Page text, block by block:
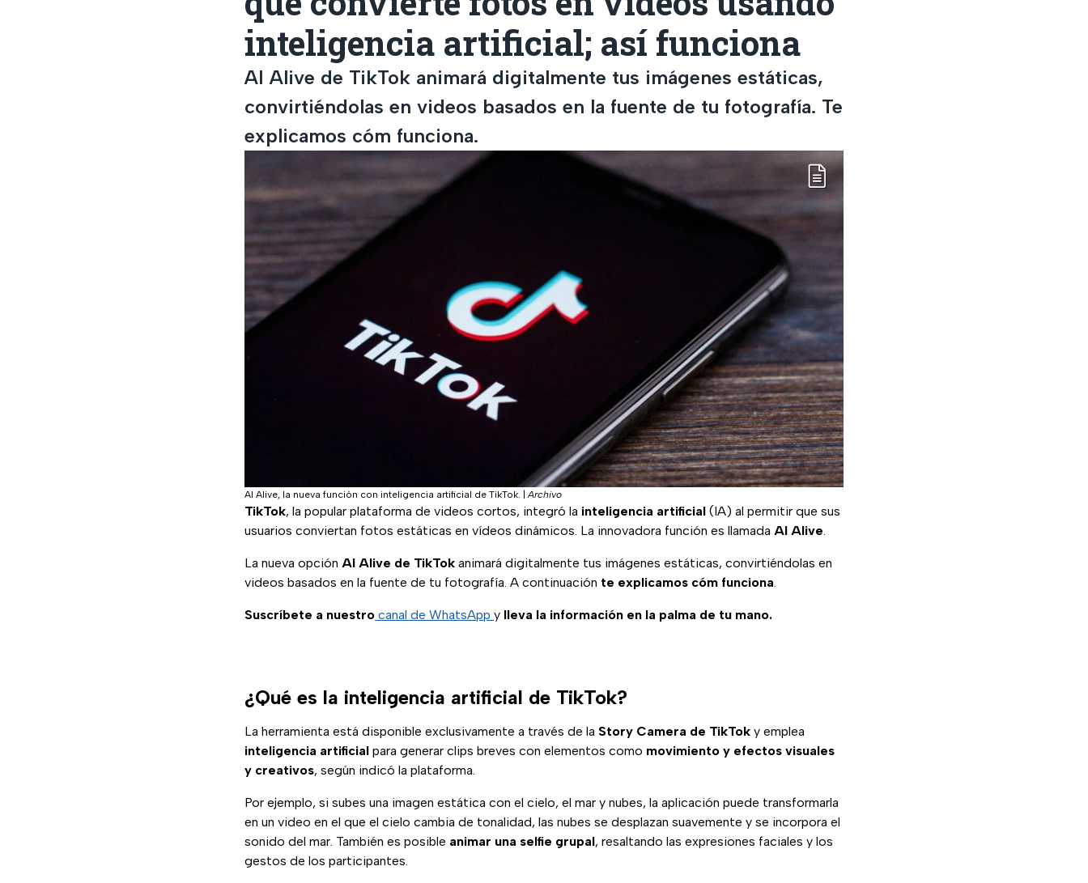
inteligencia artificial; así funciona
AI Alive de TikTok animará digitalmente tus imágenes estáticas,
convirtiéndolas en videos basados en la fuente de tu fotografía. Te
explicamos cóm funciona.
AI Alive, la nueva función con inteligencia artificial de TikTok. |Archivo
TikTok, la popular plataforma de videos cortos, integró la inteligencia artificial (IA) al permitir que sus
usuarios conviertan fotos estáticas en vídeos dinámicos. La innovadora función es llamada AI Alive.
La nueva opción AI Alive de TikTok animará digitalmente tus imágenes estáticas, convirtiéndolas en
videos basados en la fuente de tu fotografía. A continuación te explicamos cóm funciona.
Suscríbete a nuestro canal de WhatsApp y lleva la información en la palma de tu mano.
¿Qué es la inteligencia artificial de TikTok?
La herramienta está disponible exclusivamente a través de la Story Camera de TikTok y emplea
inteligencia artificial para generar clips breves con elementos como movimiento y efectos visuales
y creativos, según indicó la plataforma.
Por ejemplo, si subes una imagen estática con el cielo, el mar y nubes, la aplicación puede transformarla
en un video en el que el cielo cambia de tonalidad, las nubes se desplazan suavemente y se incorpora el
sonido del mar. También es posible animar una selfie grupal, resaltando las expresiones faciales y los
gestos de los participantes.